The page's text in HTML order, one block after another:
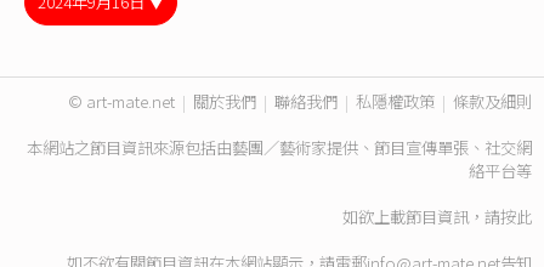
© art-mate.net | 關於我們 | 聯絡我們 | 私隱權政策 | 條款及細則
本網站之節目資訊來源包括由藝團／藝術家提供、節目宣傳單張、社交網
絡平台等
如欲上載節目資訊，請按此